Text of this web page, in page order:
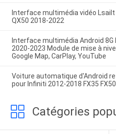
Interface multimédia vidéo
QX50 2018-2022
Interface multimédia Android 8G
2020-2023 Module de mise à
Google Map, CarPlay, YouTube
Voiture automatique d'Android
pour Infiniti 2012-2018 FX35 FX50
Catégories